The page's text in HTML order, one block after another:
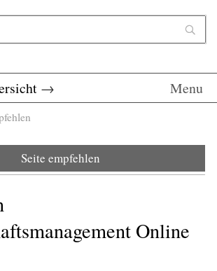
→ Menu
Seite empfehlen
Online